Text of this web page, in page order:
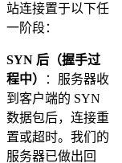
站连接置于以下任
一阶段：
SYN 后（握手过
程中）
：服务器收
到客户端的 SYN
数据包后，连接重
置或超时。我们的
服务器已做出回